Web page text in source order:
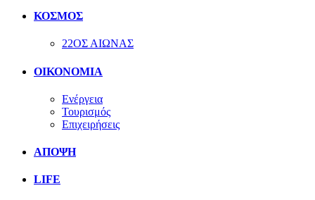
ΚΟΣΜΟΣ
22ΟΣ ΑΙΩΝΑΣ
ΟΙΚΟΝΟΜΙΑ
Ενέργεια
Τουρισμός
Επιχειρήσεις
ΑΠΟΨΗ
LIFE